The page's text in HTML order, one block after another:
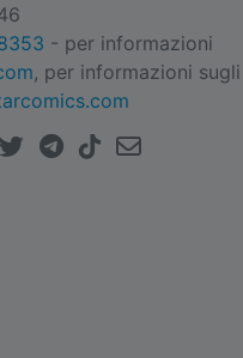
- per informazioni
, per informazioni